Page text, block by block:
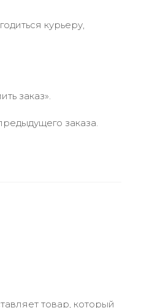
курьеру,
заказ».
заказа.
товар, который